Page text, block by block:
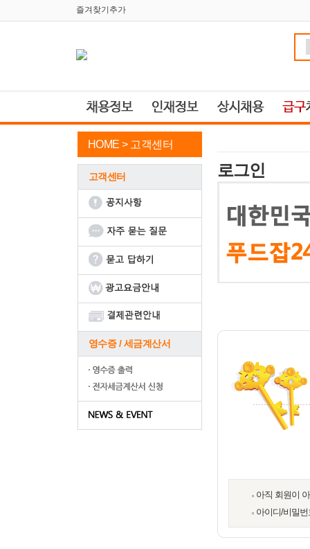
즐겨찾기추가
HOME > 고객센터
고객센터
영수증 / 세금계산서
로그인
아직 회원이
아이디/비밀